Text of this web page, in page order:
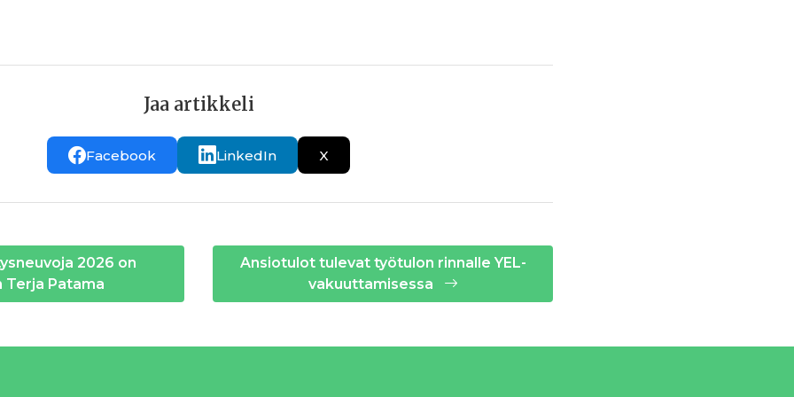
Jaa artikkeli
Facebook LinkedIn X
2026 on
Terja Patama
Ansiotulot tulevat työtulon rinnalle YEL-
vakuuttamisessa